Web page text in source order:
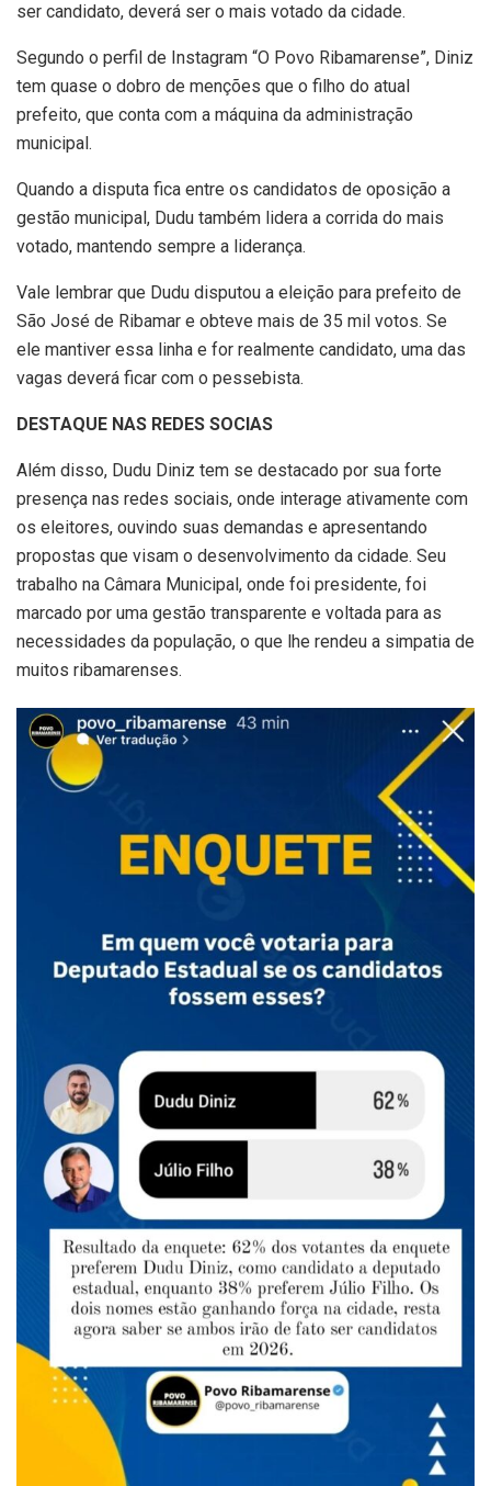
ser candidato, deverá ser o mais votado da cidade.
Segundo o perfil de Instagram “O Povo Ribamarense”, Diniz
tem quase o dobro de menções que o filho do atual
prefeito, que conta com a máquina da administração
municipal.
Quando a disputa fica entre os candidatos de oposição a
gestão municipal, Dudu também lidera a corrida do mais
votado, mantendo sempre a liderança.
Vale lembrar que Dudu disputou a eleição para prefeito de
São José de Ribamar e obteve mais de 35 mil votos. Se
ele mantiver essa linha e for realmente candidato, uma das
vagas deverá ficar com o pessebista.
DESTAQUE NAS REDES SOCIAS
Além disso, Dudu Diniz tem se destacado por sua forte
presença nas redes sociais, onde interage ativamente com
os eleitores, ouvindo suas demandas e apresentando
propostas que visam o desenvolvimento da cidade. Seu
trabalho na Câmara Municipal, onde foi presidente, foi
marcado por uma gestão transparente e voltada para as
necessidades da população, o que lhe rendeu a simpatia de
muitos ribamarenses.